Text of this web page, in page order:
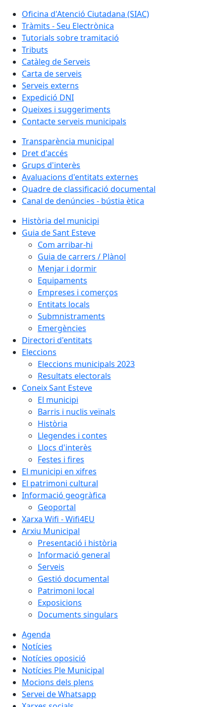
Oficina d'Atenció Ciutadana (SIAC)
Tràmits - Seu Electrònica
Tutorials sobre tramitació
Tributs
Catàleg de Serveis
Carta de serveis
Serveis externs
Expedició DNI
Queixes i suggeriments
Contacte serveis municipals
Transparència municipal
Dret d'accés
Grups d'interès
Avaluacions d'entitats externes
Quadre de classificació documental
Canal de denúncies - bústia ètica
Història del municipi
Guia de Sant Esteve
Com arribar-hi
Guia de carrers / Plànol
Menjar i dormir
Equipaments
Empreses i comerços
Entitats locals
Submnistraments
Emergències
Directori d'entitats
Eleccions
Eleccions municipals 2023
Resultats electorals
Coneix Sant Esteve
El municipi
Barris i nuclis veïnals
Història
Llegendes i contes
Llocs d'interès
Festes i fires
El municipi en xifres
El patrimoni cultural
Informació geogràfica
Geoportal
Xarxa Wifi - Wifi4EU
Arxiu Municipal
Presentació i història
Informació general
Serveis
Gestió documental
Patrimoni local
Exposicions
Documents singulars
Agenda
Notícies
Notícies oposició
Notícies Ple Municipal
Mocions dels plens
Servei de Whatsapp